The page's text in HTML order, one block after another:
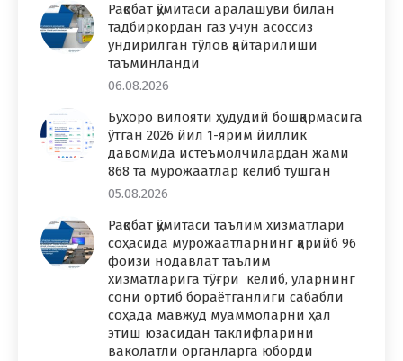
Рақобат қўмитаси аралашуви билан
тадбиркордан газ учун асоссиз
ундирилган тўлов қайтарилиши
таъминланди
06.08.2026
Бухоро вилояти ҳудудий бошқармасига
ўтган 2026 йил 1-ярим йиллик
давомида истеъмолчилардан жами
868 та мурожаатлар келиб тушган
05.08.2026
Рақобат қўмитаси таълим хизматлари
соҳасида мурожаатларнинг қарийб 96
фоизи нодавлат таълим
хизматларига тўғри келиб, уларнинг
сони ортиб бораётганлиги сабабли
соҳада мавжуд муаммоларни ҳал
этиш юзасидан таклифларини
ваколатли органларга юборди